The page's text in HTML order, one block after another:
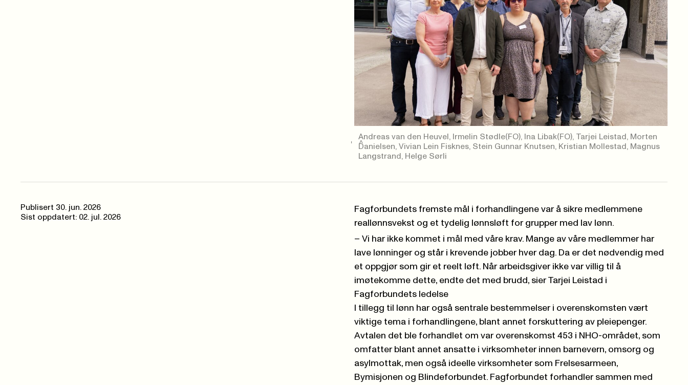
Andreas van den Heuvel, Irmelin Stødle(FO), Ina Libak(FO), Tarjei Leistad, Morten
Danielsen, Vivian Lein Fisknes, Stein Gunnar Knutsen, Kristian Mollestad, Magnus
Langstrand, Helge Sørli
Publisert 30. jun. 2026
Sist oppdatert: 02. jul. 2026
Fagforbundets fremste mål i forhandlingene var å sikre medlemmene
reallønnsvekst og et tydelig lønnsløft for grupper med lav lønn.
– Vi har ikke kommet i mål med våre krav. Mange av våre medlemmer har
lave lønninger og står i krevende jobber hver dag. Da er det nødvendig med
et oppgjør som gir et reelt løft. Når arbeidsgiver ikke var villig til å
imøtekomme dette, endte det med brudd, sier Tarjei Leistad i
Fagforbundets ledelse
I tillegg til lønn har også sentrale bestemmelser i overenskomsten vært
viktige tema i forhandlingene, blant annet forskuttering av pleiepenger.
Avtalen det ble forhandlet om var overenskomst 453 i NHO-området, som
omfatter blant annet ansatte i virksomheter innen barnevern, omsorg og
asylmottak, men også ideelle virksomheter som Frelsesarmeen,
Bymisjonen og Blindeforbundet. Fagforbundet forhandler sammen med